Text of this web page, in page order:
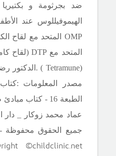
ضد بجرثومة و بكتيريا
الهيموفيللوس عند
OMP
المتحد مع لقاح
المتحد مع DTP (لقاح
(
Tetramune ) .الدكتور
مصدر المعلومات :
الطبعة 16
- كتاب مبادئ
عماد محمد زوكار _
جميع الحقوق محفوظة
©childclinic.net